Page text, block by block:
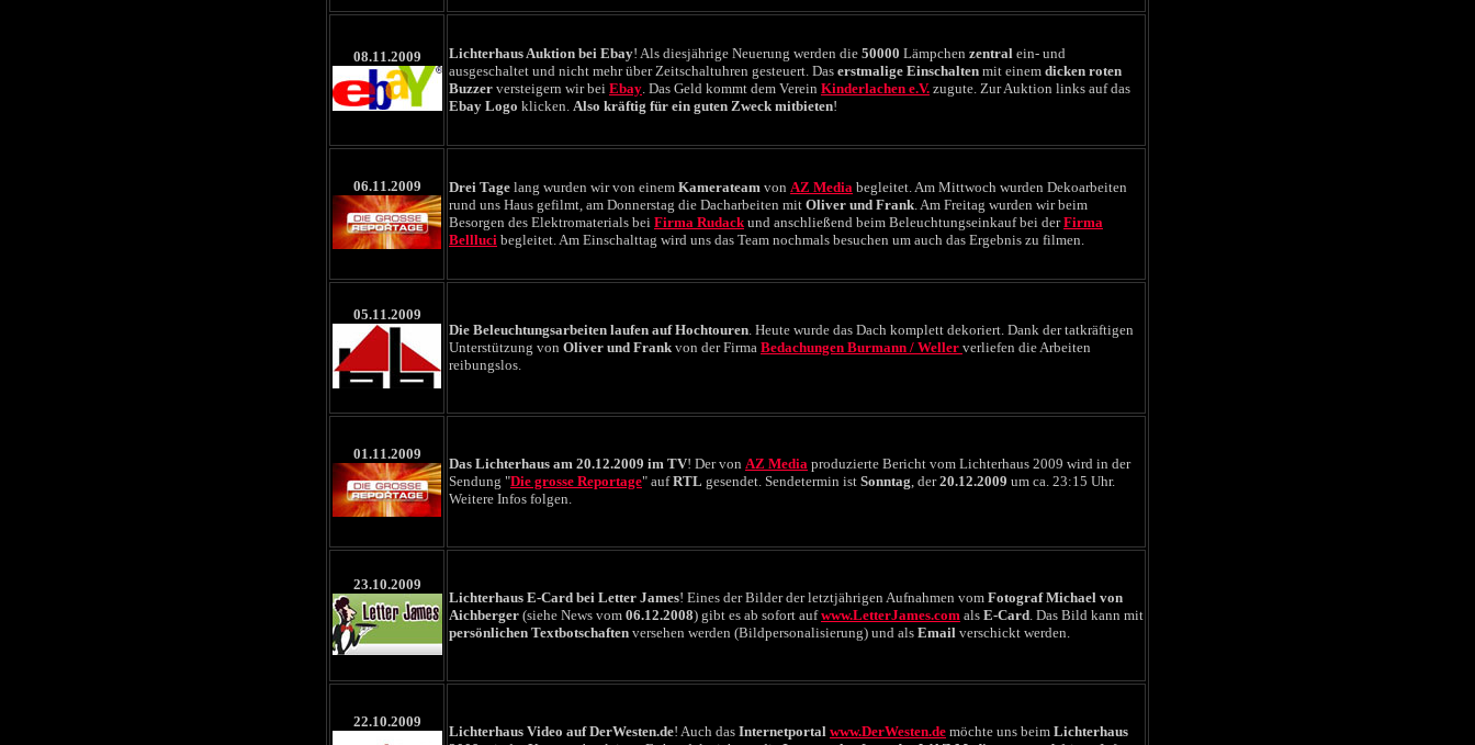
08.11.2009 Lichterhaus Auktion bei Ebay! Als diesjährige Neuerung werden die 50000 Lämpchen zentral ein- und
ausgeschaltet und nicht mehr über Zeitschaltuhren gesteuert. Das erstmalige Einschalten mit einem dicken roten
Buzzer versteigern wir bei Ebay. Das Geld kommt dem Verein Kinderlachen e.V. zugute. Zur Auktion links auf das
Ebay Logo klicken. Also kräftig für ein guten Zweck mitbieten!
06.11.2009 Drei Tage lang wurden wir von einem Kamerateam von AZ Media begleitet. Am Mittwoch wurden Dekoarbeiten
rund uns Haus gefilmt, am Donnerstag die Dacharbeiten mit Oliver und Frank. Am Freitag wurden wir beim
Besorgen des Elektromaterials bei Firma Rudackund anschließend beim Beleuchtungseinkauf bei derFirma
Bellluci begleitet. Am Einschalttag wird uns das Team nochmals besuchen um auch das Ergebnis zu filmen.
05.11.2009
Die Beleuchtungsarbeiten laufen auf Hochtouren. Heute wurde das Dach komplett dekoriert. Dank der tatkräftigen
Unterstützung von Oliver und Frank von der Firma Bedachungen Burmann / Weller verliefen die Arbeiten
reibungslos.
01.11.2009
Das Lichterhaus am 20.12.2009 im TV! Der von AZ Media produzierte Bericht vom Lichterhaus 2009 wird in der
Sendung "Die grosse Reportage" aufRTL gesendet. Sendetermin ist Sonntag, der20.12.2009 um ca. 23:15 Uhr.
Weitere Infos folgen.
23.10.2009
Lichterhaus E-Card bei Letter James! Eines der Bilder der letztjährigen Aufnahmen vom Fotograf Michael von
Aichberger (siehe News vom 06.12.2008) gibt es ab sofort aufwww.LetterJames.com als E-Card. Das Bild kann mit
persönlichen Textbotschaften versehen werden (Bildpersonalisierung) und als Email verschickt werden.
22.10.2009
Lichterhaus Video auf DerWesten.de! Auch das Internetportal www.DerWesten.de möchte uns beim Lichterhaus